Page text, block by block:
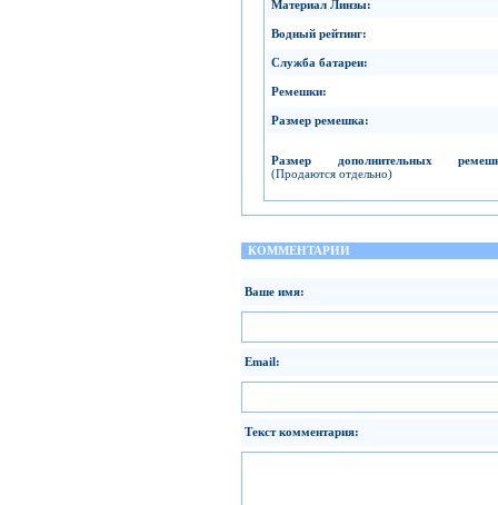
Материал Линзы:
Водный рейтинг:
Служба батареи:
Ремешки:
Размер ремешка:
Размер дополнительных
(Продаются отдельно)
КОММЕНТАРИИ
Ваше имя:
Email:
Текст комментария: